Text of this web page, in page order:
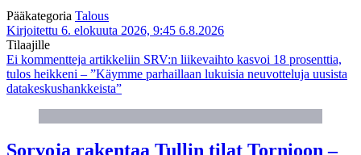
Pääkategoria Talous
Kirjoitettu 6. elokuuta 2026, 9:45 6.8.2026
Tilaajille
Ei kommentteja artikkeliin SRV:n liikevaihto kasvoi 18 prosenttia,
tulos heikkeni – ”Käymme parhaillaan lukuisia neuvotteluja uusista
datakeskushankkeista”
Sorvoja rakentaa Tullin tilat Tornioon –